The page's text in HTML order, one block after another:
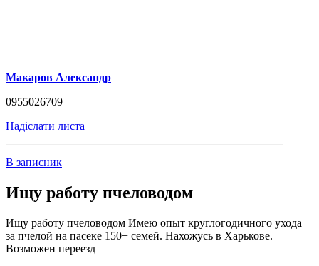
Макаров Александр
0955026709
Надіслати листа
В записник
Ищу работу пчеловодом
Ищу работу пчеловодом Имею опыт круглогодичного ухода
за пчелой на пасеке 150+ семей. Нахожусь в Харькове.
Возможен переезд